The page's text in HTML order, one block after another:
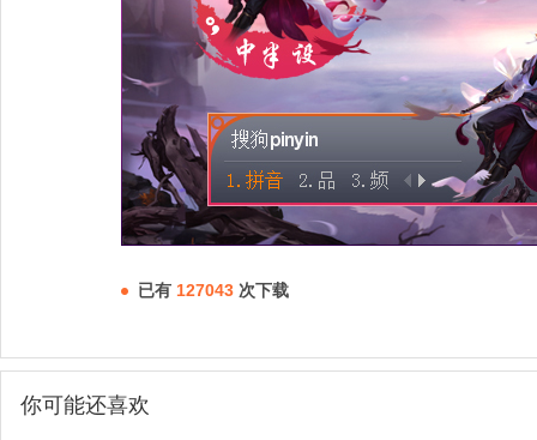
已有 127043 次下载
你可能还喜欢